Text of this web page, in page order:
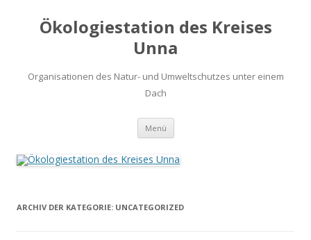
Ökologiestation des Kreises
Unna
Organisationen des Natur- und Umweltschutzes unter einem
Dach
Menü Zum
springen
ARCHIV DER KATEGORIE: UNCATEGORIZED